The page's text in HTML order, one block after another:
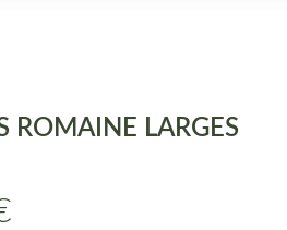
ROMAINE LARGES